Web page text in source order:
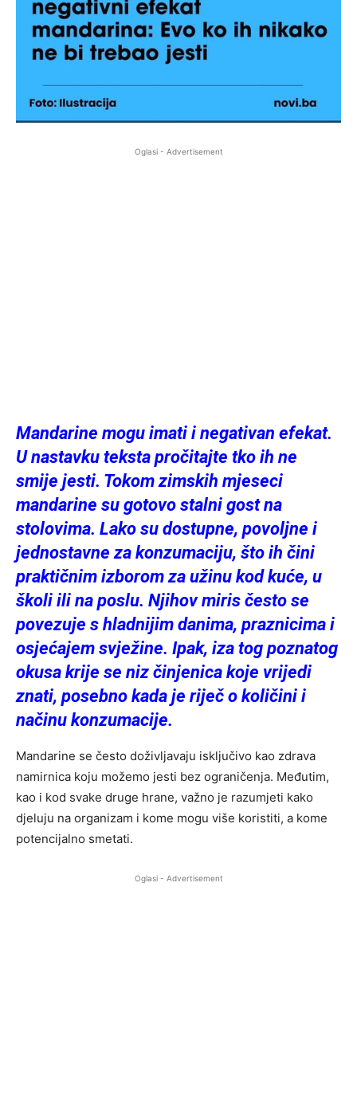
Oglasi - Advertisement
Mandarine mogu imati i negativan efekat.
U nastavku teksta pročitajte tko ih ne
smije jesti. Tokom zimskih mjeseci
mandarine su gotovo stalni gost na
stolovima. Lako su dostupne, povoljne i
jednostavne za konzumaciju, što ih čini
praktičnim izborom za užinu kod kuće, u
školi ili na poslu. Njihov miris često se
povezuje s hladnijim danima, praznicima i
osjećajem svježine. Ipak, iza tog poznatog
okusa krije se niz činjenica koje vrijedi
znati, posebno kada je riječ o količini i
načinu konzumacije.
Mandarine se često doživljavaju isključivo kao zdrava
namirnica koju možemo jesti bez ograničenja. Međutim,
kao i kod svake druge hrane, važno je razumjeti kako
djeluju na organizam i kome mogu više koristiti, a kome
potencijalno smetati.
Oglasi - Advertisement